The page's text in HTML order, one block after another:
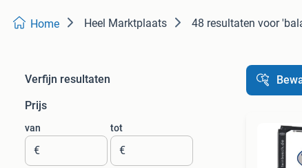
Home Heel Marktplaats 48 resultaten voor
Verfijn resultaten
Prijs
van
€
tot
€